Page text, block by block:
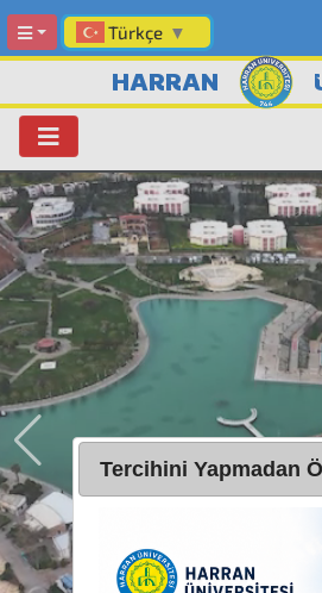
Türkçe ▼
HARRAN
Tercihini Yapmadan